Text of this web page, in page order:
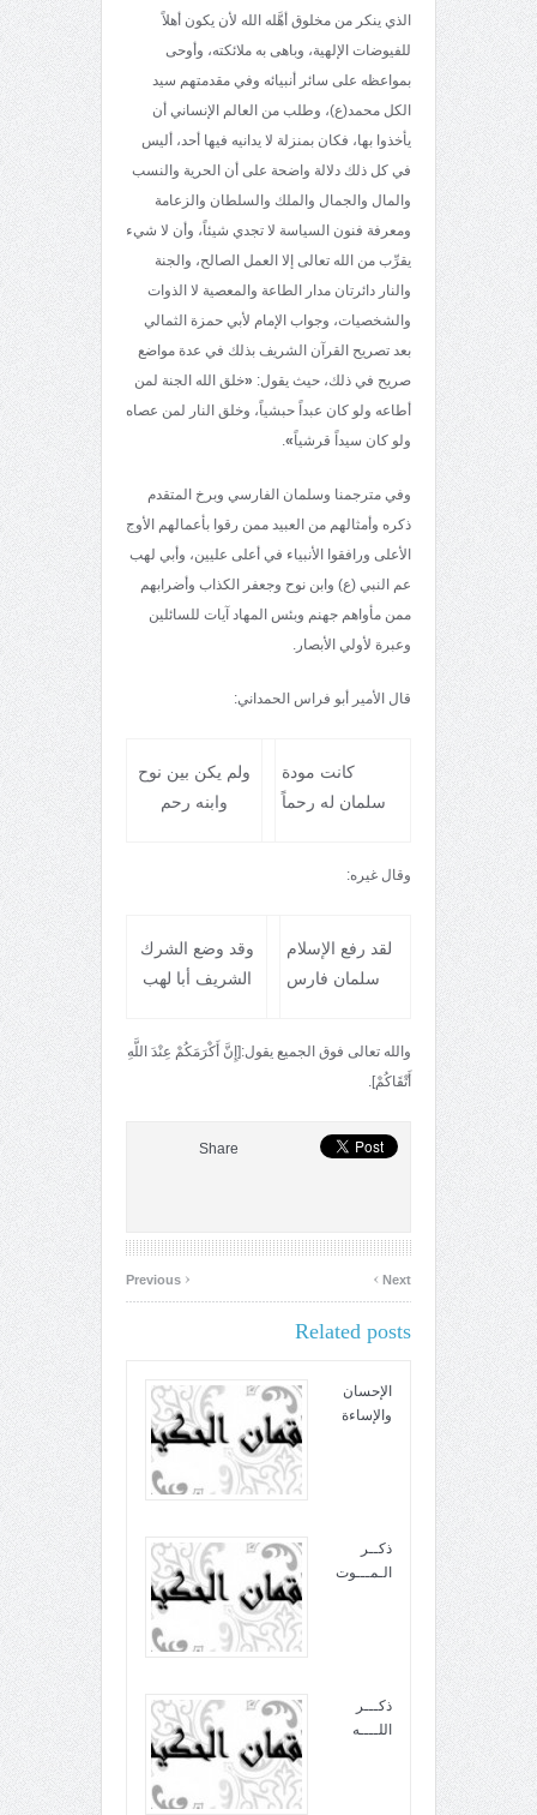
الذي ينكر من مخلوق أهَّله الله لأن يكون أهلاً
للفيوضات الإلهية، وباهى به ملائكته، وأوحى
بمواعظه على سائر أنبيائه وفي مقدمتهم سيد
الكل محمد(ع)، وطلب من العالم الإنساني أن
يأخذوا بها، فكان بمنزلة لا يدانيه فيها أحد، أليس
في كل ذلك دلالة واضحة على أن الحرية والنسب
والمال والجمال والملك والسلطان والزعامة
ومعرفة فنون السياسة لا تجدي شيئاً، وأن لا شيء
يقرِّب من الله تعالى إلا العمل الصالح، والجنة
والنار دائرتان مدار الطاعة والمعصية لا الذوات
والشخصيات، وجواب الإمام لأبي حمزة الثمالي
بعد تصريح القرآن الشريف بذلك في عدة مواضع
صريح في ذلك، حيث يقول: «خلق الله الجنة لمن
أطاعه ولو كان عبداً حبشياً، وخلق النار لمن عصاه
ولو كان سيداً قرشياً»
.
وفي مترجمنا وسلمان الفارسي وبرخ المتقدم
ذكره وأمثالهم من العبيد ممن رقوا بأعمالهم الأوج
الأعلى ورافقوا الأنبياء في أعلى عليين، وأبي لهب
عم النبي (ع) وابن نوح وجعفر الكذاب وأضرابهم
ممن مأواهم جهنم وبئس المهاد آيات للسائلين
وعبرة لأولي الأبصار.
قال الأمير أبو فراس الحمداني:
كانت مودة
سلمان له رحماً
ولم يكن بين نوح
وابنه رحم
وقال غيره:
لقد رفع الإسلام
سلمان فارس
وقد وضع الشرك
الشريف أبا لهب
والله تعالى فوق الجميع يقول:[إِنَّ أَكْرَمَكُمْ عِنْدَ اللَّهِ
أَتْقَاكُمْ].
Share
‹ Next
›
Related posts
الإحسان
والإساءة
ذكــر
الـمـــوت
ذكـــر
اللــــه